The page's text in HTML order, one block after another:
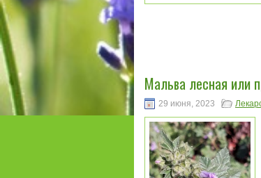
Мальва лесная или
29 июня, 2023